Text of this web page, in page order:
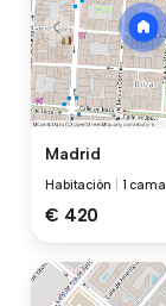
Madrid
Habitación 1 cama
€ 420